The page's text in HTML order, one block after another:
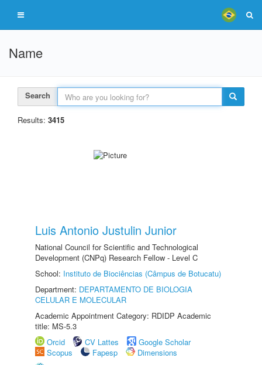
Name
Search
Results: 3415
Luis Antonio Justulin Junior
National Council for Scientific and Technological
Development (CNPq) Research Fellow - Level C
School: Instituto de Biociências (Câmpus de Botucatu)
Department: DEPARTAMENTO DE BIOLOGIA
CELULAR E MOLECULAR
Academic Appointment Category: RDIDP Academic
title: MS-5.3
Orcid
CV Lattes
Google Scholar
Scopus
Fapesp
Dimensions